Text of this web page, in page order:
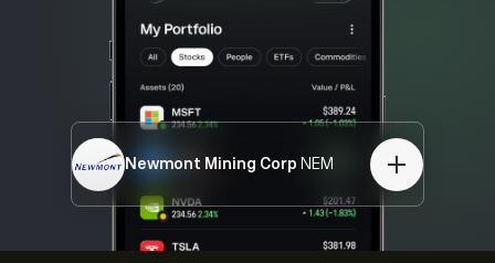
Newmont Mining Corp NEM